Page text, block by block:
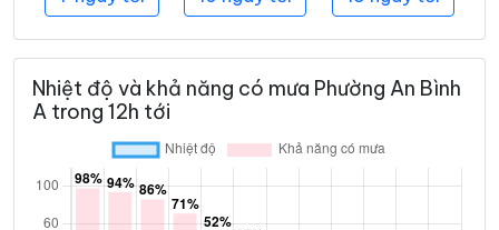
Nhiệt độ và khả năng có mưa Phường An Bình
A trong 12h tới